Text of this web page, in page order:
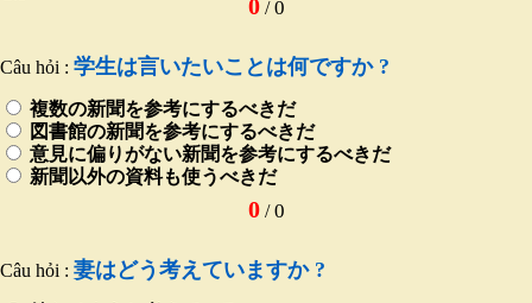
0/0
Câu hỏi : 学生は言いたいことは何ですか ?
複数の新聞を参考にするべきだ
図書館の新聞を参考にするべきだ
意見に偏りがない新聞を参考にするべきだ
新聞以外の資料も使うべきだ
0/0
Câu hỏi : 妻はどう考えていますか ?